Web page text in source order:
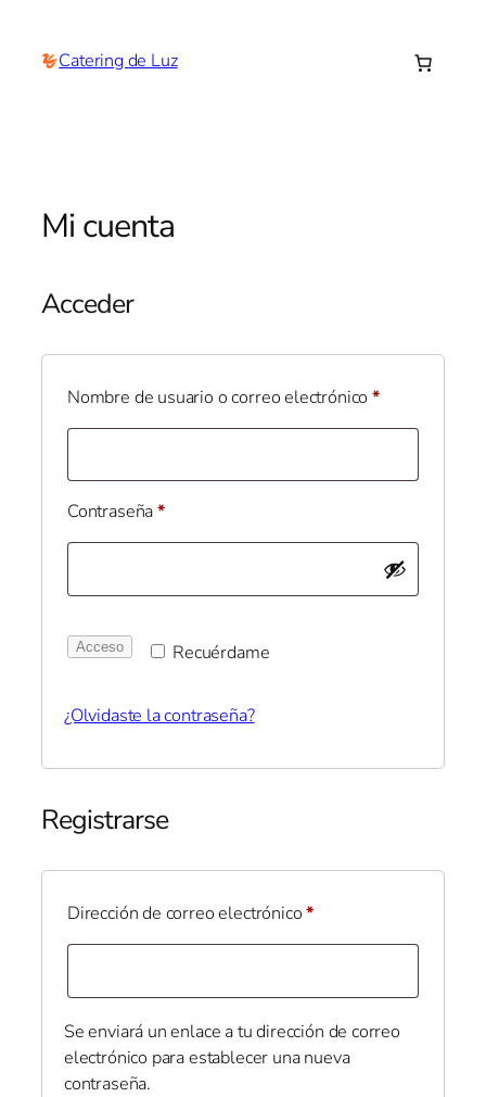
contenidoCatering de Luz
Mi cuenta
Acceder
Nombre de usuario o correo electrónico *Obligatorio
Contraseña*Obligatorio
Recuérdame
Acceso
¿Olvidaste la contraseña?
Registrarse
Dirección de correo electrónico*Obligatorio
Se enviará un enlace a tu dirección de correo
electrónico para establecer una nueva
contraseña.